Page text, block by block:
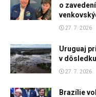
o
27. 7. 2026
Uruguaj
v
27. 7. 2026
Brazílie